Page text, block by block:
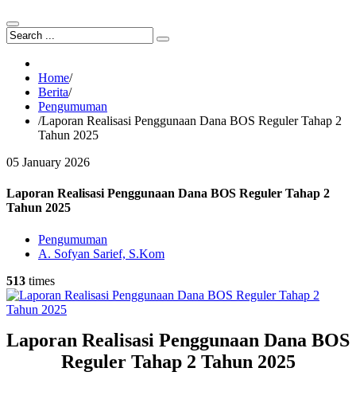
Home/
Berita/
Pengumuman
/Laporan Realisasi Penggunaan Dana BOS Reguler Tahap 2
Tahun 2025
05 January 2026
Laporan Realisasi Penggunaan Dana BOS Reguler Tahap 2
Tahun 2025
Pengumuman
A. Sofyan Sarief, S.Kom
513 times
Laporan Realisasi Penggunaan Dana BOS
Reguler Tahap 2 Tahun 2025